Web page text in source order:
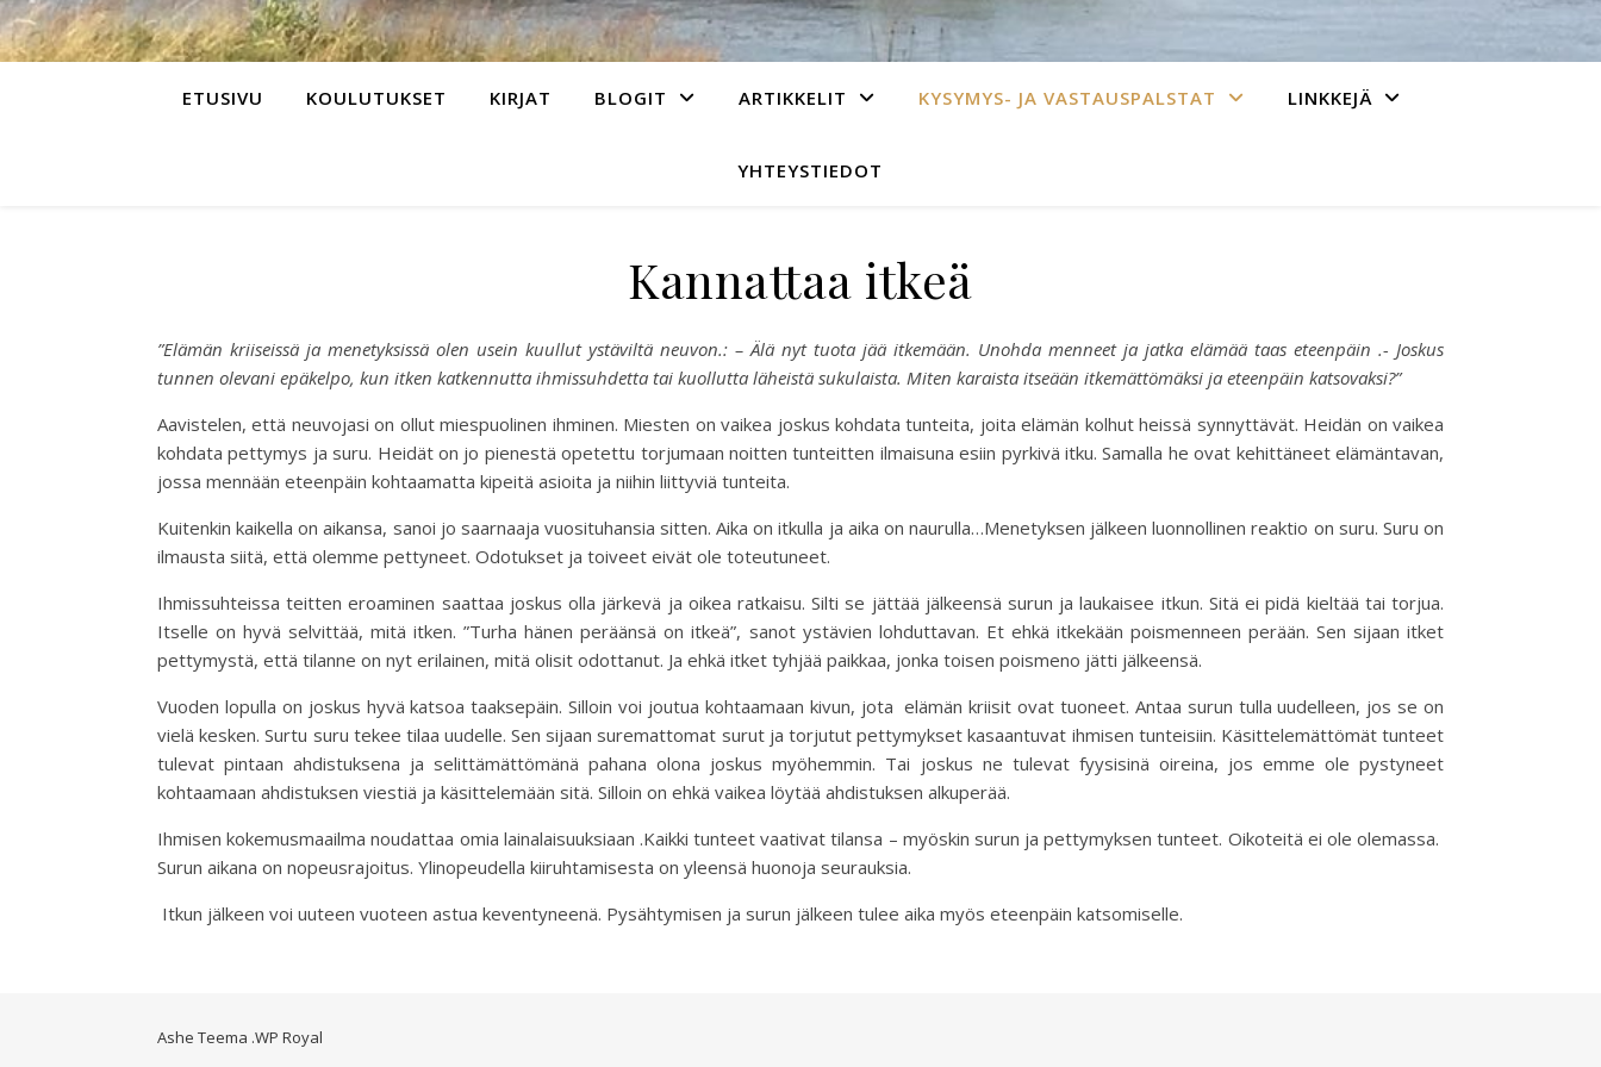
ETUSIVU KOULUTUKSET KIRJAT BLOGIT ARTIKKELIT KYSYMYS- JA VASTAUSPALSTAT LINKKEJÄ
YHTEYSTIEDOT
Kannattaa itkeä
”Elämän kriiseissä ja menetyksissä olen usein kuullut ystäviltä neuvon.: – Älä nyt tuota jää itkemään. Unohda menneet ja jatka elämää taas eteenpäin .- Joskus
tunnen olevani epäkelpo, kun itken katkennutta ihmissuhdetta tai kuollutta läheistä sukulaista. Miten karaista itseään itkemättömäksi ja eteenpäin katsovaksi?”
Aavistelen, että neuvojasi on ollut miespuolinen ihminen. Miesten on vaikea joskus kohdata tunteita, joita elämän kolhut heissä synnyttävät. Heidän on vaikea
kohdata pettymys ja suru. Heidät on jo pienestä opetettu torjumaan noitten tunteitten ilmaisuna esiin pyrkivä itku. Samalla he ovat kehittäneet elämäntavan,
jossa mennään eteenpäin kohtaamatta kipeitä asioita ja niihin liittyviä tunteita.
Kuitenkin kaikella on aikansa, sanoi jo saarnaaja vuosituhansia sitten. Aika on itkulla ja aika on naurulla…Menetyksen jälkeen luonnollinen reaktio on suru. Suru on
ilmausta siitä, että olemme pettyneet. Odotukset ja toiveet eivät ole toteutuneet.
Ihmissuhteissa teitten eroaminen saattaa joskus olla järkevä ja oikea ratkaisu. Silti se jättää jälkeensä surun ja laukaisee itkun. Sitä ei pidä kieltää tai torjua.
Itselle on hyvä selvittää, mitä itken. ”Turha hänen peräänsä on itkeä”, sanot ystävien lohduttavan. Et ehkä itkekään poismenneen perään. Sen sijaan itket
pettymystä, että tilanne on nyt erilainen, mitä olisit odottanut. Ja ehkä itket tyhjää paikkaa, jonka toisen poismeno jätti jälkeensä.
Vuoden lopulla on joskus hyvä katsoa taaksepäin. Silloin voi joutua kohtaamaan kivun, jota elämän kriisit ovat tuoneet. Antaa surun tulla uudelleen, jos se on
vielä kesken. Surtu suru tekee tilaa uudelle. Sen sijaan suremattomat surut ja torjutut pettymykset kasaantuvat ihmisen tunteisiin. Käsittelemättömät tunteet
tulevat pintaan ahdistuksena ja selittämättömänä pahana olona joskus myöhemmin. Tai joskus ne tulevat fyysisinä oireina, jos emme ole pystyneet
kohtaamaan ahdistuksen viestiä ja käsittelemään sitä. Silloin on ehkä vaikea löytää ahdistuksen alkuperää.
Ihmisen kokemusmaailma noudattaa omia lainalaisuuksiaan .Kaikki tunteet vaativat tilansa – myöskin surun ja pettymyksen tunteet. Oikoteitä ei ole olemassa.
Surun aikana on nopeusrajoitus. Ylinopeudella kiiruhtamisesta on yleensä huonoja seurauksia.
Itkun jälkeen voi uuteen vuoteen astua keventyneenä. Pysähtymisen ja surun jälkeen tulee aika myös eteenpäin katsomiselle.
Ashe Teema .WP Royal